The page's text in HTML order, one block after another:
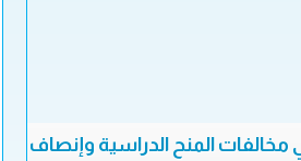
مخالفات المنح الدراسية وإنصاف